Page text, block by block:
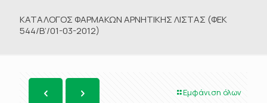
ΚΑΤΑΛΟΓΟΣ ΦΑΡΜΑΚΩΝ ΑΡΝΗΤΙΚΗΣ ΛΙΣΤΑΣ (ΦΕΚ
544/Β’/01-03-2012)
Εμφάνιση όλων